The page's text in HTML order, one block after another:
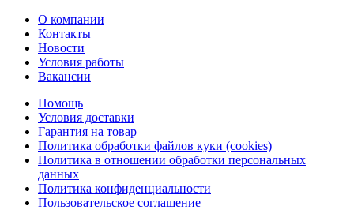
О компании
Контакты
Новости
Условия работы
Вакансии
Помощь
Условия доставки
Гарантия на товар
Политика обработки файлов куки (cookies)
Политика в отношении обработки персональных
данных
Политика конфиденциальности
Пользовательское соглашение